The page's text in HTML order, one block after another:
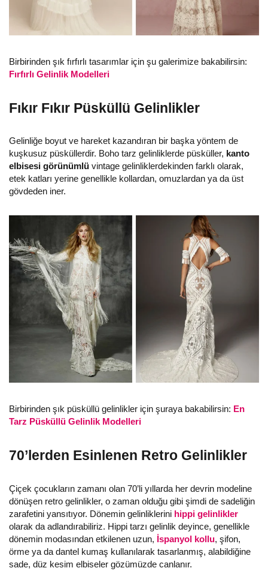
Birbirinden şık fırfırlı tasarımlar için şu galerimize bakabilirsin:
Fırfırlı Gelinlik Modelleri
Fıkır Fıkır Püsküllü Gelinlikler
Gelinliğe boyut ve hareket kazandıran bir başka yöntem de
kuşkusuz püsküllerdir. Boho tarz gelinliklerde püsküller, kanto
elbisesi görünümlü vintage gelinliklerdekinden farklı olarak,
etek katları yerine genellikle kollardan, omuzlardan ya da üst
gövdeden iner.
Birbirinden şık püsküllü gelinlikler için şuraya bakabilirsin: En
Tarz Püsküllü Gelinlik Modelleri
70’lerden Esinlenen Retro Gelinlikler
Çiçek çocukların zamanı olan 70’li yıllarda her devrin modeline
dönüşen retro gelinlikler, o zaman olduğu gibi şimdi de sadeliğin
zarafetini yansıtıyor. Dönemin gelinliklerini hippi gelinlikler
olarak da adlandırabiliriz. Hippi tarzı gelinlik deyince, genellikle
dönemin modasından etkilenen uzun, İspanyol kollu, şifon,
örme ya da dantel kumaş kullanılarak tasarlanmış, alabildiğine
sade, düz kesim elbiseler gözümüzde canlanır.